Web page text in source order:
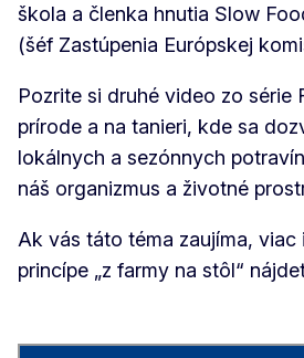
škola a členka hnutia Slow
(šéf Zastúpenia Európskej
Pozrite si druhé video zo série
prírode a na tanieri, kde sa
lokálnych a sezónnych
náš organizmus a životné
Ak vás táto téma zaujíma, viac
princípe „z farmy na stôl“